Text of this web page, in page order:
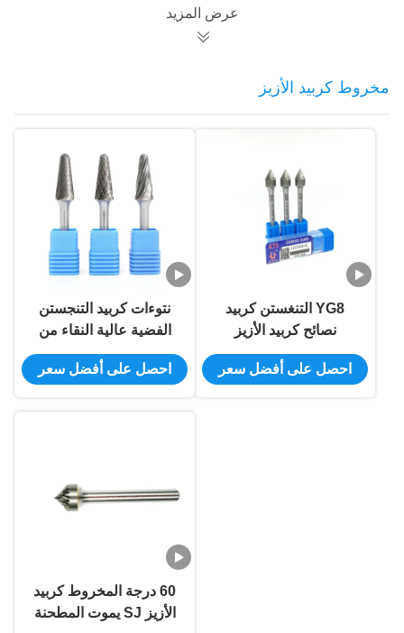
عرض المزيد
مخروط كربيد الأزيز
YG8 التنغستن كربيد
نصائح كربيد الأزيز
مجموعة اسطوانة شحن
الميناء دون قطع نهاية
احصل على أفضل سعر
نتوءات كربيد التنجستن
الفضية عالية النقاء من
كربيد الصلب
احصل على أفضل سعر
60 درجة المخروط كربيد
الأزيز SJ يموت المطحنة